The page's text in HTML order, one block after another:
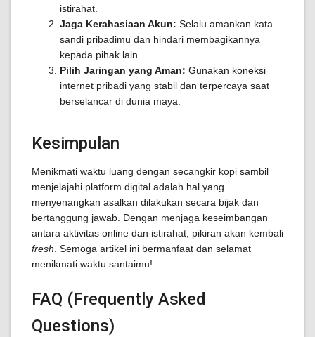
istirahat.
Jaga Kerahasiaan Akun: Selalu amankan kata
sandi pribadimu dan hindari membagikannya
kepada pihak lain.
Pilih Jaringan yang Aman: Gunakan koneksi
internet pribadi yang stabil dan terpercaya saat
berselancar di dunia maya.
Kesimpulan
Menikmati waktu luang dengan secangkir kopi sambil
menjelajahi platform digital adalah hal yang
menyenangkan asalkan dilakukan secara bijak dan
bertanggung jawab. Dengan menjaga keseimbangan
antara aktivitas online dan istirahat, pikiran akan kembali
fresh . Semoga artikel ini bermanfaat dan selamat
menikmati waktu santaimu!
FAQ (Frequently Asked
Questions)